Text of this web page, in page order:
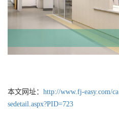
本文网址： http://www.fj-easy.com/ca
sedetail.aspx?PID=723